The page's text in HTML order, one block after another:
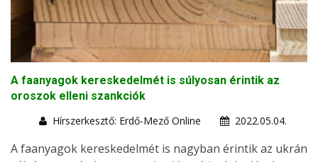
A faanyagok kereskedelmét is súlyosan érintik az
oroszok elleni szankciók
Hírszerkesztő: Erdő-Mező Online
2022.05.04.
A faanyagok kereskedelmét is nagyban érintik az ukrán